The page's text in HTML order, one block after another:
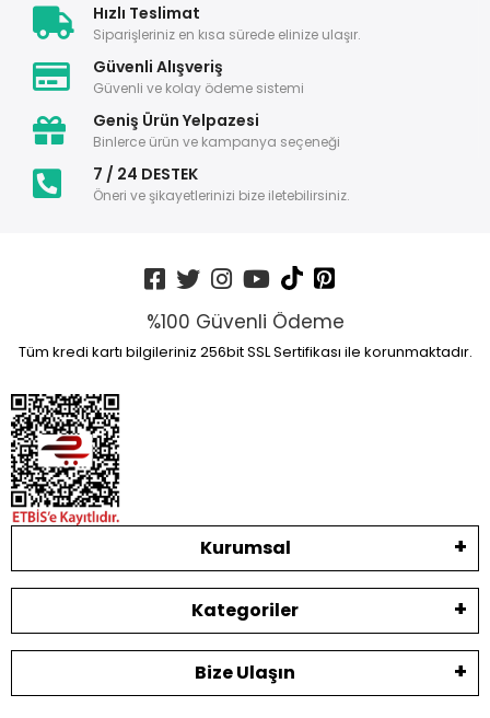
Hızlı Teslimat
Siparişleriniz en kısa sürede elinize ulaşır.
Güvenli Alışveriş
Güvenli ve kolay ödeme sistemi
Geniş Ürün Yelpazesi
Binlerce ürün ve kampanya seçeneği
7 / 24 DESTEK
Öneri ve şikayetlerinizi bize iletebilirsiniz.
%100 Güvenli Ödeme
Tüm kredi kartı bilgileriniz 256bit SSL Sertifikası ile korunmaktadır.
Kurumsal
Kategoriler
Bize Ulaşın